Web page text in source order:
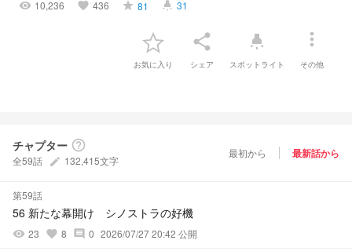
visibility 10,236 favorite 436 grade 81 highlight 31
お気に入り
share
シェア
highlight
スポットライト
more_vert
その他
チャプター help_outline
全59話 create 132,415文字
最初から 最新話から
第59話
56 新たな幕開け シノストラの好機
visibility 23 favorite 8 comment 0 2026/07/27 20:42 公開